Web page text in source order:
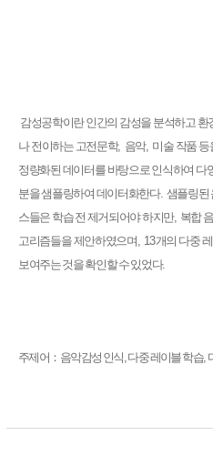
감성공학이란 인간의 감성을 분석하고
나 전이하는 고전문학, 음악, 미술 작품
정량화된 데이터를 바탕으로 인식하여 다
분을 샘플링하여 데이터화한다. 샘플링된
스들은 학습 전 제거되어야 하지만, 복합
고리즘들을 제안하였으며, 13개의 다중
보여주는 것을 확인할 수 있었다.
주제어： 음악감성 인식,다중 레이블 학습,